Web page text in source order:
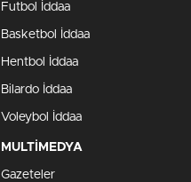
Futbol İddaa
Basketbol İddaa
Hentbol İddaa
Bilardo İddaa
Voleybol İddaa
MULTİMEDYA
Gazeteler